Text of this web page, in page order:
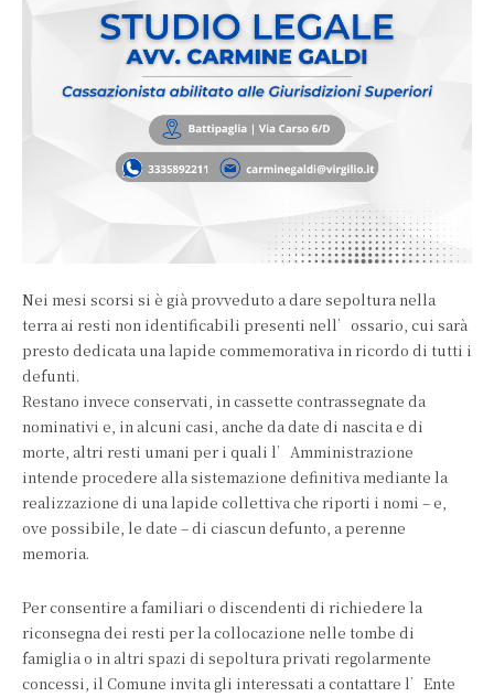
Nei mesi scorsi si è già provveduto a dare sepoltura nella
terra ai resti non identificabili presenti nell’ossario, cui sarà
presto dedicata una lapide commemorativa in ricordo di tutti i
defunti.
Restano invece conservati, in cassette contrassegnate da
nominativi e, in alcuni casi, anche da date di nascita e di
morte, altri resti umani per i quali l’Amministrazione
intende procedere alla sistemazione definitiva mediante la
realizzazione di una lapide collettiva che riporti i nomi – e,
ove possibile, le date – di ciascun defunto, a perenne
memoria.
Per consentire a familiari o discendenti di richiedere la
riconsegna dei resti per la collocazione nelle tombe di
famiglia o in altri spazi di sepoltura privati regolarmente
concessi, il Comune invita gli interessati a contattare l’Ente